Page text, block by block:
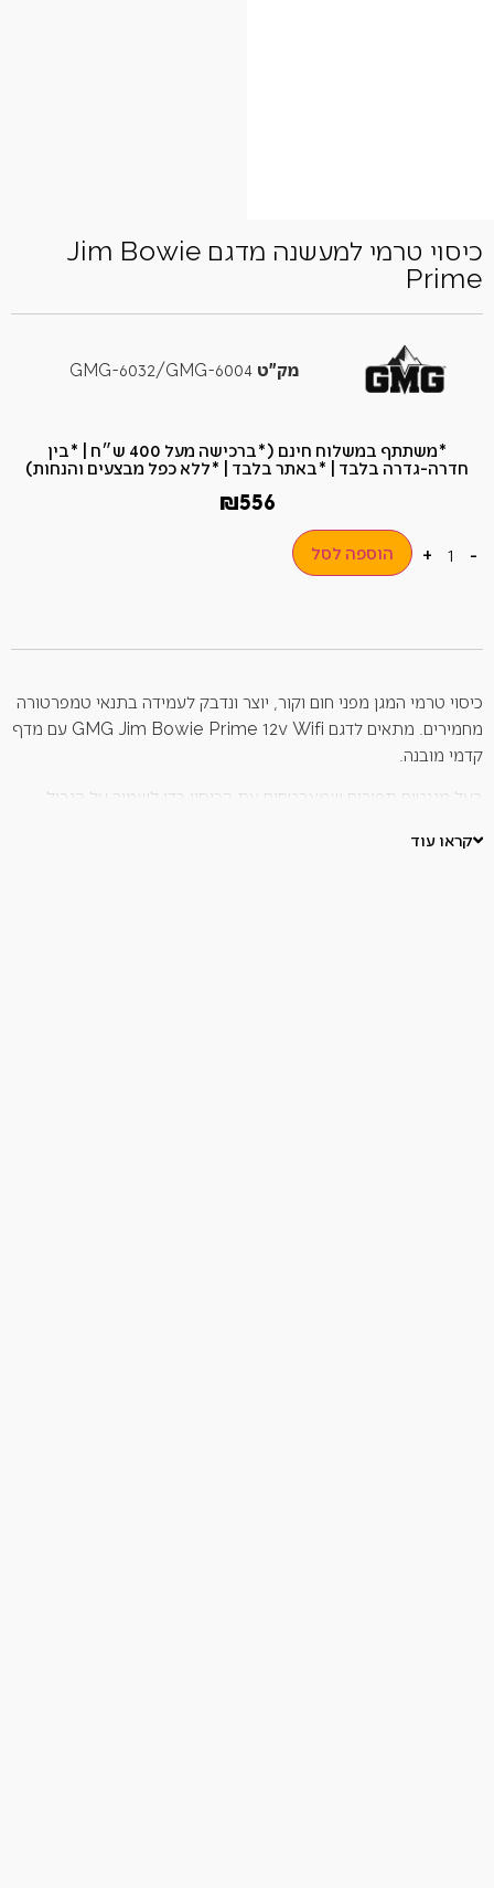
כיסוי טרמי למעשנה מדגם Jim Bowie
Prime
מק"ט
*משתתף במשלוח חינם (*ברכישה מעל 400 ש״ח​ | *בין
חדרה-גדרה בלבד | *באתר בלבד | *ללא כפל מבצעים והנחות)
₪556
-
+ הוספה לסל
כיסוי טרמי המגן מפני חום וקור, יוצר ונדבק לעמידה בתנאי טמפרטורה
מחמירים. מתאים לדגם GMG Jim Bowie Prime 12v Wifi עם מדף
קדמי מובנה.
בעל מגנטים תפורים שמאבטחים את הכיסוי כדי לשמור על הגריל
קראו עוד